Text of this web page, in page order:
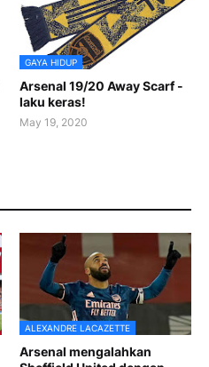
GAYA HIDUP
Arsenal 19/20 Away Scarf -
laku keras!
May 19, 2020
ALEXANDRE LACAZETTE
Arsenal mengalahkan